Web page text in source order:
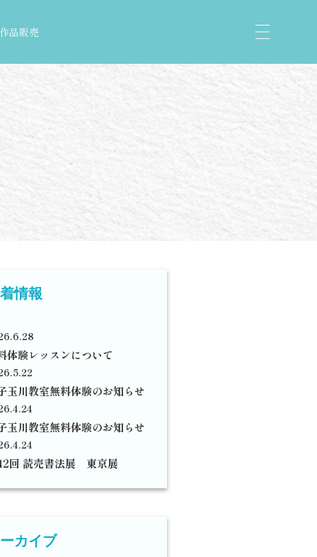
品販売
情報
体験レッスンについて
玉川教室無料体験のお知らせ
玉川教室無料体験のお知らせ
回 読売書法展 東京展
カイブ